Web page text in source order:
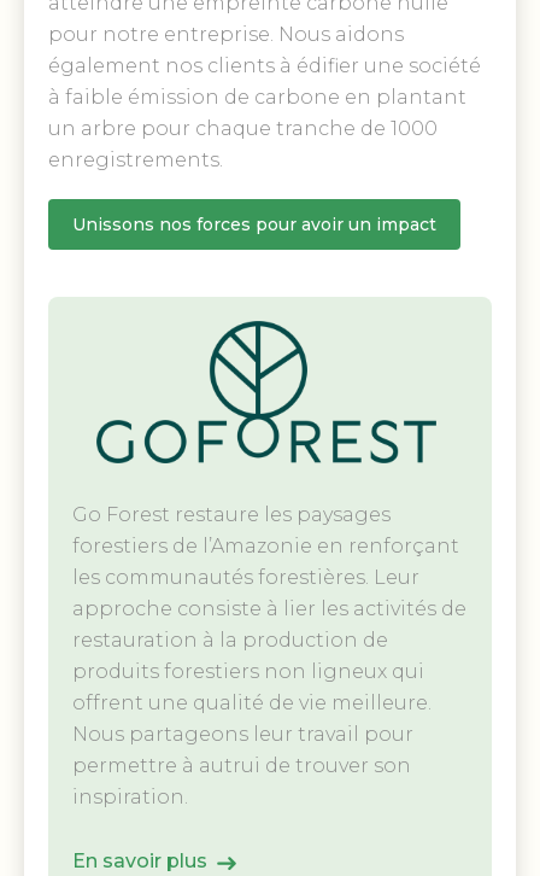
pour notre entreprise. Nous aidons
également nos clients à édifier une société
à faible émission de carbone en plantant
un arbre pour chaque tranche de 1000
enregistrements.
Unissons nos forces pour avoir un impact
Go Forest restaure les paysages
forestiers de l’Amazonie en renforçant
les communautés forestières. Leur
approche consiste à lier les activités de
restauration à la production de
produits forestiers non ligneux qui
offrent une qualité de vie meilleure.
Nous partageons leur travail pour
permettre à autrui de trouver son
inspiration.
En savoir plus